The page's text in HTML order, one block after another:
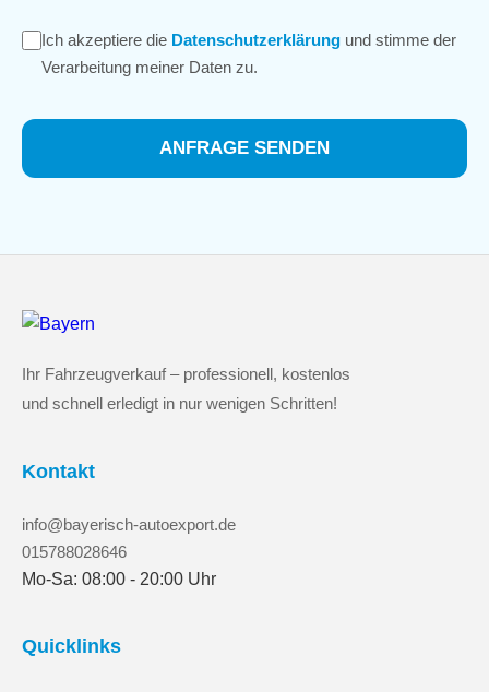
Ich akzeptiere die Datenschutzerklärung und stimme der
Verarbeitung meiner Daten zu.
ANFRAGE SENDEN
Ihr Fahrzeugverkauf – professionell, kostenlos
und schnell erledigt in nur wenigen Schritten!
Kontakt
info@bayerisch-autoexport.de
015788028646
Mo-Sa: 08:00 - 20:00 Uhr
Quicklinks